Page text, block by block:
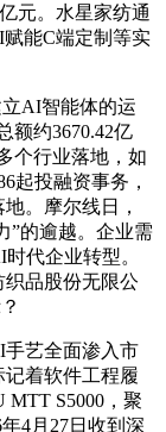
元。水星家纺通
能C端定制等实
AI智能体的运
额约3670.42亿
个行业落地，如
起投融资事务，
。摩尔线日，
”的逾越。企业需
代企业转型。
品股份无限公
艺全面渗入市
着软件工程履
MTT S5000，聚
4月27日收到深